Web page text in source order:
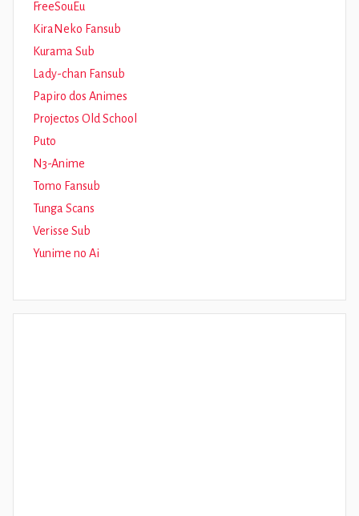
FreeSouEu
KiraNeko Fansub
Kurama Sub
Lady-chan Fansub
Papiro dos Animes
Projectos Old School
Puto
N3-Anime
Tomo Fansub
Tunga Scans
Verisse Sub
Yunime no Ai